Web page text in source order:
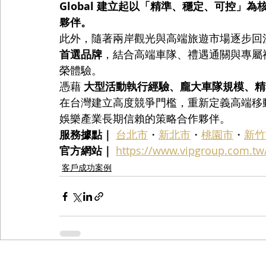
Global 建立起以「精準、穩定、可控」為
夥伴。
此外，隨著兩岸觀光與高端旅遊市場逐步
首選品牌 ，結合高端車隊、禮遇通關與專
榮體驗。
憑藉 大型活動執行經驗、龐大車隊規模、
在台灣建立高度競爭門檻，重新定義高端
娛樂產業長期信賴的策略合作夥伴。
服務據點｜ 台北市 ・ 新北市 ・ 桃園市 ・ 新
官方網站｜ https://
客戶成功案例